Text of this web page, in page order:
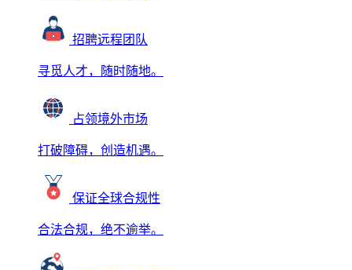
招聘远程团队
寻觅人才，随时随地。
占领境外市场
打破障碍，创造机遇。
保证全球合规性
合法合规，绝不逾举。